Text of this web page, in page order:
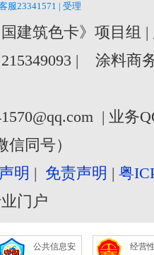
服23341571 | 受理
建筑色卡》项目组
| 涂料商
| 业务
信同号）
明 | 免责声明 |粤
门户
公共信息安
经营